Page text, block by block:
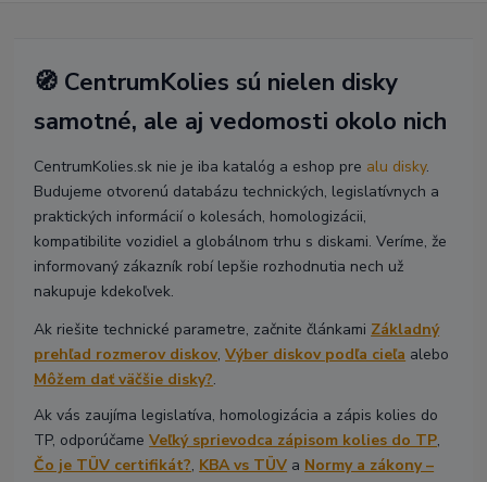
🧭 CentrumKolies sú nielen disky
samotné, ale aj vedomosti okolo nich
CentrumKolies.sk nie je iba katalóg a eshop pre alu disky.
Budujeme otvorenú databázu technických, legislatívnych a
praktických informácií o kolesách, homologizácii,
kompatibilite vozidiel a globálnom trhu s diskami. Veríme, že
informovaný zákazník robí lepšie rozhodnutia nech už
nakupuje kdekoľvek.
Ak riešite technické parametre, začnite článkami Základný
prehľad rozmerov diskov,Výber diskov podľa cieľa alebo
Môžem dať väčšie disky?.
Ak vás zaujíma legislatíva, homologizácia a zápis kolies do
TP, odporúčameVeľký sprievodca zápisom kolies do TP,
Čo je TÜV certifikát?, KBA vs TÜV a Normy a zákony –